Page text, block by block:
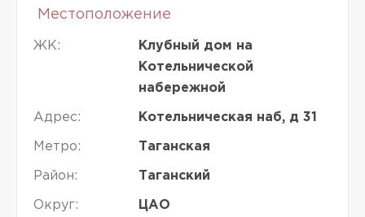
Местоположение
ЖК:
Клубный дом на
Котельнической
набережной
Адрес: Котельническая наб, д 31
Метро: Таганская
Район: Таганский
Округ: ЦАО